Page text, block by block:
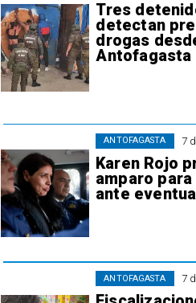
Tres
detectan
drogas
Antofagasta
7
Karen Rojo
amparo
ante
ANTOFAGASTA
7
ANTOFAGASTA